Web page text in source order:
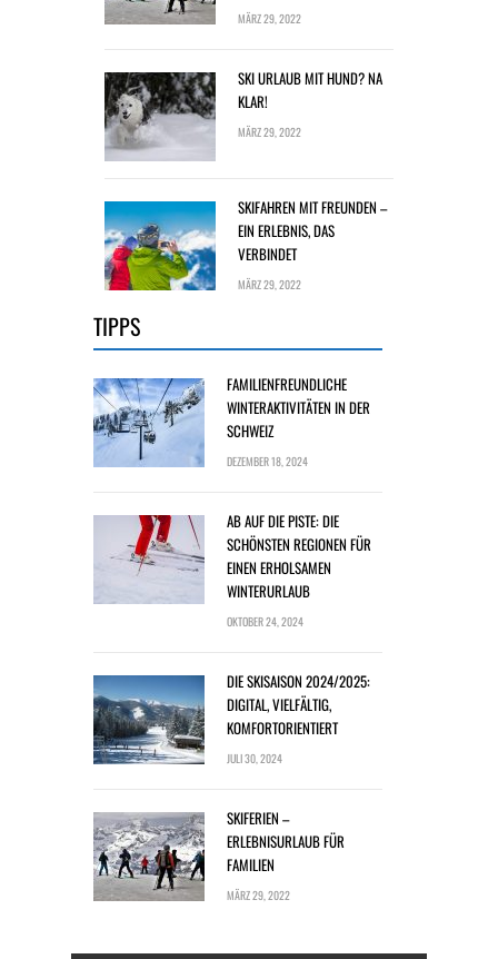
MÄRZ 29, 2022
SKI URLAUB MIT HUND? NA
KLAR!
MÄRZ 29, 2022
SKIFAHREN MIT FREUNDEN –
EIN ERLEBNIS, DAS
VERBINDET
MÄRZ 29, 2022
TIPPS
FAMILIENFREUNDLICHE
WINTERAKTIVITÄTEN IN DER
SCHWEIZ
DEZEMBER 18, 2024
AB AUF DIE PISTE: DIE
SCHÖNSTEN REGIONEN FÜR
EINEN ERHOLSAMEN
WINTERURLAUB
OKTOBER 24, 2024
DIE SKISAISON 2024/2025:
DIGITAL, VIELFÄLTIG,
KOMFORTORIENTIERT
JULI 30, 2024
SKIFERIEN –
ERLEBNISURLAUB FÜR
FAMILIEN
MÄRZ 29, 2022